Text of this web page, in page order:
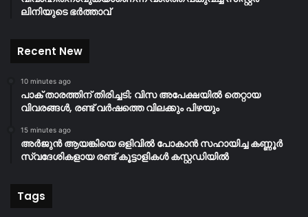
ലിനിയുടെ ഭർത്താവ്
Recent New
10 minutes ago
പാക് താരത്തിന് തിരിച്ചടി; വിസ അപേക്ഷയിൽ തെറ്റായ
വിവരങ്ങൾ, രണ്ട് വർഷത്തെ വിലക്കും പിഴയും
15 minutes ago
അർജുൻ ആയങ്കിയെ ഒളിവില്‍ പോകാൻ സഹായിച്ച കണ്ണൂർ
സ്വദേശികളായ രണ്ട് കൂട്ടാളികൾ കസ്റ്റഡിയിൽ
Tags